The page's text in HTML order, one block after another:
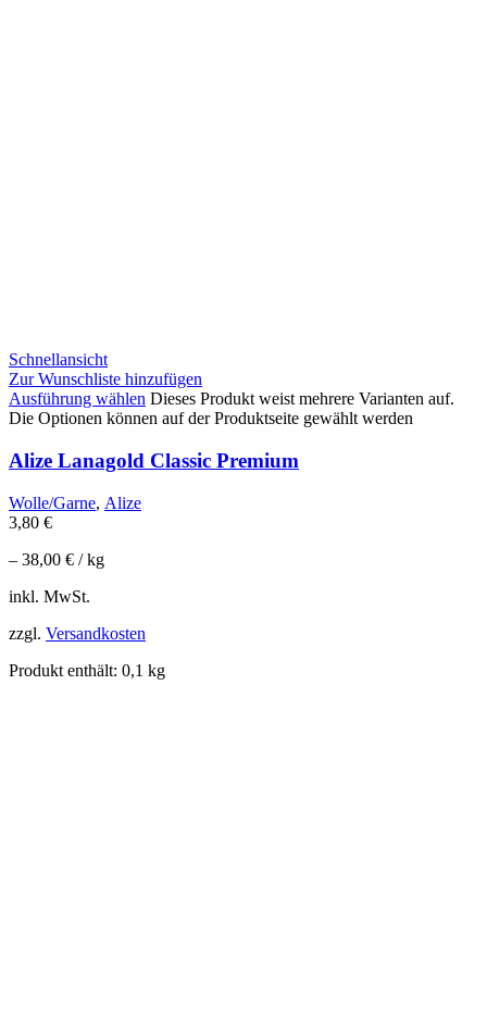
Schnellansicht
Zur Wunschliste hinzufügen
Ausführung wählen Dieses Produkt weist mehrere Varianten auf.
Die Optionen können auf der Produktseite gewählt werden
Alize Lanagold Classic Premium
Wolle/Garne, Alize
3,80 €
– 38,00 € /kg
inkl. MwSt.
zzgl. Versandkosten
Produkt enthält: 0,1 kg